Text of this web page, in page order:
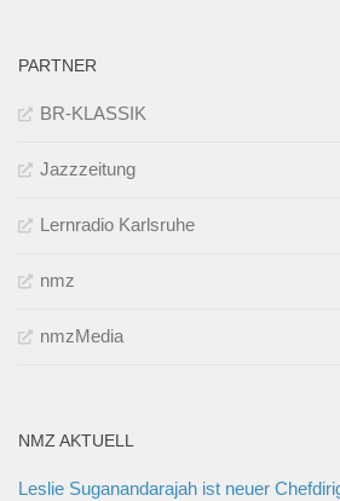
PARTNER
BR-KLASSIK
Jazzzeitung
Lernradio Karlsruhe
nmz
nmzMedia
NMZ AKTUELL
Leslie Suganandarajah ist neuer